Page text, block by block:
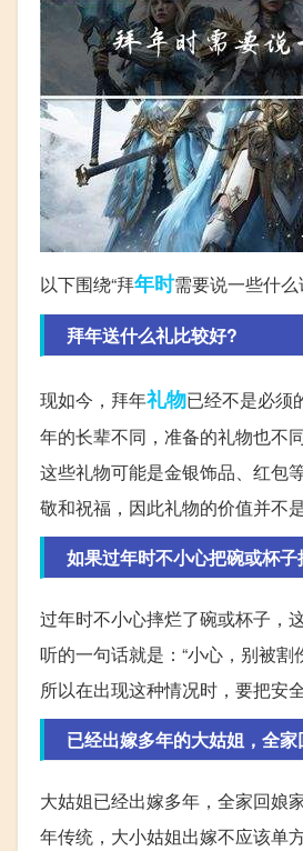
以下围绕“拜年时需要说一些什
拜年送什么礼比较好?
现如今，拜年礼物已经不是必须
年的长辈不同，准备的礼物也不
这些礼物可能是金银饰品、红包
敬和祝福，因此礼物的价值并不
如果过年时不小心把碗或杯
过年时不小心摔烂了碗或杯子，
听的一句话就是：“小心，别被
所以在出现这种情况时，要把安
已经出嫁多年的大姑姐，全
大姑姐已经出嫁多年，全家回娘
年传统，大小姑姐出嫁不应该单